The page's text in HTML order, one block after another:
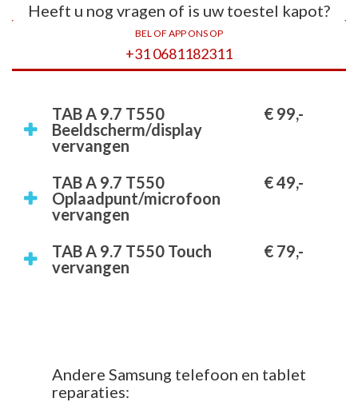
Heeft u nog vragen of is uw toestel kapot?
BEL OF APP ONS OP
+31 0681182311
TAB A 9.7 T550
Beeldscherm/display
vervangen
€ 99,-
TAB A 9.7 T550
Oplaadpunt/microfoon
vervangen
€ 49,-
TAB A 9.7 T550 Touch
vervangen
€ 79,-
Andere Samsung telefoon en tablet
reparaties: